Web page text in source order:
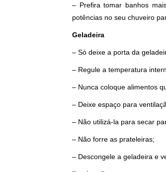
– Prefira tomar banhos
potências no seu chuveiro
Geladeira
– Só deixe a porta da
– Regule a temperatura
– Nunca coloque alimentos
– Deixe espaço para
– Não utilizá-la para secar
– Não forre as prateleiras;
– Descongele a geladeira e